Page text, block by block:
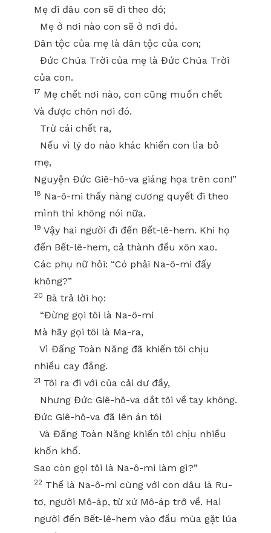
Mẹ đi đâu con sẽ đi theo đó;
Mẹ ở nơi nào con sẽ ở nơi đó.
Dân tộc của mẹ là dân tộc của con;
Đức Chúa Trời của mẹ là Đức Chúa Trời
của con.
17 Mẹ chết nơi nào, con cũng muốn chết
Và được chôn nơi đó.
Trừ cái chết ra,
Nếu vì lý do nào khác khiến con lìa bỏ
mẹ,
Nguyện Đức Giê-hô-va giáng họa trên con!”
18 Na-ô-mi thấy nàng cương quyết đi theo
mình thì không nói nữa.
19 Vậy hai người đi đến Bết-lê-hem. Khi họ
đến Bết-lê-hem, cả thành đều xôn xao.
Các phụ nữ hỏi: “Có phải Na-ô-mi đấy
không?”
20 Bà trả lời họ:
“Đừng gọi tôi là Na-ô-mi
Mà hãy gọi tôi là Ma-ra,
Vì Đấng Toàn Năng đã khiến tôi chịu
nhiều cay đắng.
21 Tôi ra đi với của cải dư đầy,
Nhưng Đức Giê-hô-va dắt tôi về tay không.
Đức Giê-hô-va đã lên án tôi
Và Đấng Toàn Năng khiến tôi chịu nhiều
khốn khổ.
Sao còn gọi tôi là Na-ô-mi làm gì?”
22 Thế là Na-ô-mi cùng với con dâu là Ru-
tơ, người Mô-áp, từ xứ Mô-áp trở về. Hai
người đến Bết-lê-hem vào đầu mùa gặt lúa